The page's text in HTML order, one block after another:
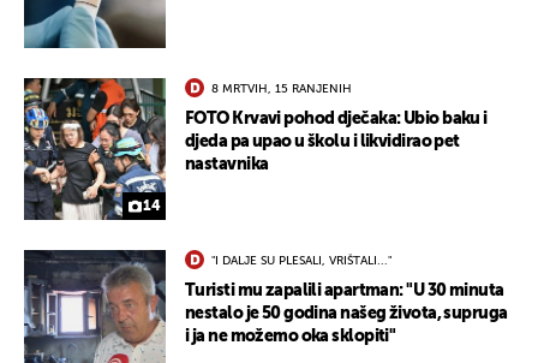
14
8 MRTVIH, 15 RANJENIH
FOTO Krvavi pohod dječaka: Ubio baku i
djeda pa upao u školu i likvidirao pet
nastavnika
"I DALJE SU PLESALI, VRIŠTALI..."
Turisti mu zapalili apartman: "U 30 minuta
nestalo je 50 godina našeg života, supruga
i ja ne možemo oka sklopiti"